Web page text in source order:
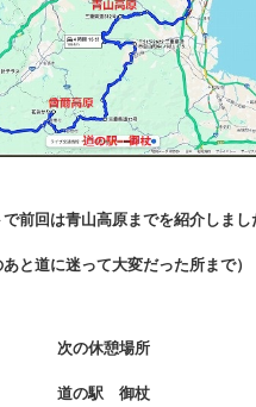
前回は青山高原までを紹介しまし
あと道に迷って大変だった所まで）
次の休憩場所
道の駅 御杖